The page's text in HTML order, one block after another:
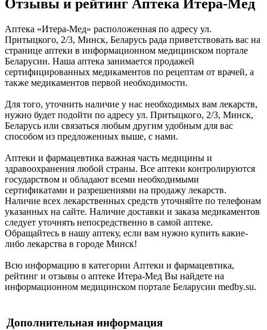
Отзывы и рейтинг Аптека Итера-Мед
Аптека «Итера-Мед» расположенная по адресу ул.
Притыцкого, 2/3, Минск, Беларусь рада приветствовать вас на
странице аптеки в информационном медицинском портале
Беларусии. Наша аптека занимается продажей
сертифицированных медикаментов по рецептам от врачей, а
также медикаментов первой необходимости.
Для того, уточнить наличие у нас необходимых вам лекарств,
нужно будет подойти по адресу ул. Притыцкого, 2/3, Минск,
Беларусь или связаться любым другим удобным для вас
способом из предложенных выше, с нами.
Аптеки и фармацевтика важная часть медицины и
здравоохранения любой страны. Все аптеки контролируются
государством и обладают всеми необходимыми
сертификатами и разрешениями на продажу лекарств.
Наличие всех лекарственных средств уточняйте по телефонам
указанных на сайте. Наличие доставки и заказа медикаментов
следует уточнять непосредственно в самой аптеке.
Обращайтесь в нашу аптеку, если вам нужно купить какие-
либо лекарства в городе Минск!
Всю информацию в категории Аптеки и фармацевтика,
рейтинг и отзывы о аптеке Итера-Мед Вы найдете на
информационном медицинском портале Беларусии medby.su.
Дополнительная информация